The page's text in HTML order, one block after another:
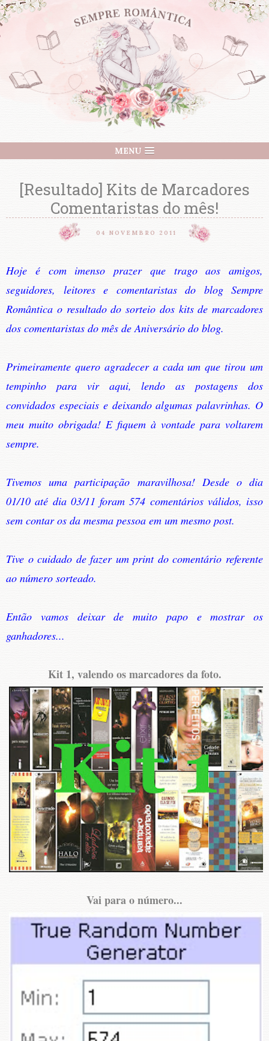
MENU
[Resultado] Kits de Marcadores
Comentaristas do mês!
04 NOVEMBRO 2011
Hoje é com imenso prazer que trago aos amigos,
seguidores, leitores e comentaristas do blog Sempre
Romântica o resultado do sorteio dos kits de marcadores
dos comentaristas do mês de Aniversário do blog.
Primeiramente quero agradecer a cada um que tirou um
tempinho para vir aqui, lendo as postagens dos
convidados especiais e deixando algumas palavrinhas. O
meu muito obrigada! E fiquem à vontade para voltarem
sempre.
Tivemos uma participação maravilhosa! Desde o dia
01/10 até dia 03/11 foram 574 comentários válidos, isso
sem contar os da mesma pessoa em um mesmo post.
Tive o cuidado de fazer um print do comentário referente
ao número sorteado.
Então vamos deixar de muito papo e mostrar os
ganhadores...
Kit 1, valendo os marcadores da foto.
Vai para o número...